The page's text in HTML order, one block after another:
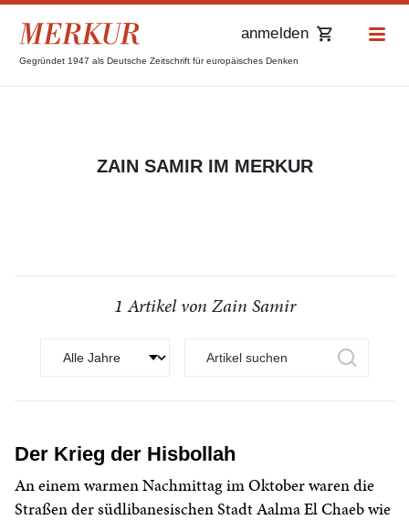
Gegründet 1947 als Deutsche Zeitschrift für europäisches Denken
anmelden
ZAIN SAMIR IM MERKUR
1 Artikel von Zain Samir
Der Krieg der Hisbollah
An einem warmen Nachmittag im Oktober waren die
Straßen der südlibanesischen Stadt Aalma El Chaeb wie